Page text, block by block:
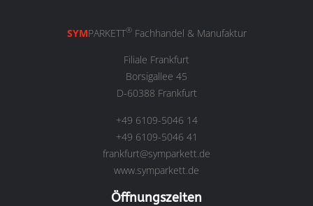
SYMPARKETT®Fachhandel & Manufaktur
Filiale Frankfurt
Borsigallee 45
D-60388 Frankfurt
+49 6109-5046 14
+49 6109-5046 41
frankfurt@symparkett.de
www.symparkett.de
Öffnungszeiten